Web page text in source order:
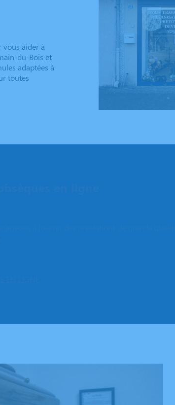
vous aider à
du-Bois et
adaptées à
toutes